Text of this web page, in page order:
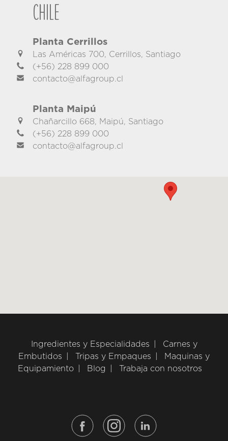
Chile
Planta Cerrillos
Las Américas 700, Cerrillos, Santiago
(+56) 228 899 000
contacto@alfagroup.cl
Planta Maipú
Chañarcillo 668, Maipú, Santiago
(+56) 228 899 000
contacto@alfagroup.cl
Ingredientes y Especialidades
Carnes y
Embutidos
Tripas y Empaques
Maquinas y
Equipamiento
Blog Trabaja con nosotros